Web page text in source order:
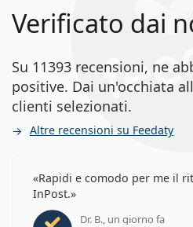
Verificato dai
Su 11393 recensioni, ne
positive. Dai un'occhiata
clienti selezionati.
Altre recensioni su Feedaty
Rapidi e comodo per me il
InPost.
Dr. B., un giorno fa